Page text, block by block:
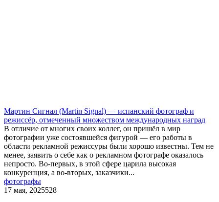
​Мартин Сигнал (Martin Signal) — испанский фотограф и
режиссёр, отмеченный множеством международных наград
В отличие от многих своих коллег, он пришёл в мир
фотографии уже состоявшейся фигурой — его работы в
области рекламной режиссуры были хорошо известны. Тем не
менее, заявить о себе как о рекламном фотографе оказалось
непросто. Во-первых, в этой сфере царила высокая
конкуренция, а во-вторых, заказчики...
фотографы
17 мая, 2025528